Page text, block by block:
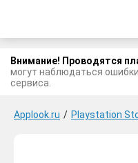
Внимание! Проводятся
могут наблюдаться
сервиса.
Applook.ru / Playstation